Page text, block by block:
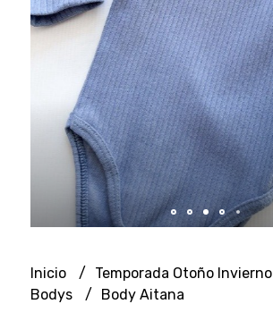
Inicio
Temporada Otoño Invierno
Bodys
Body Aitana